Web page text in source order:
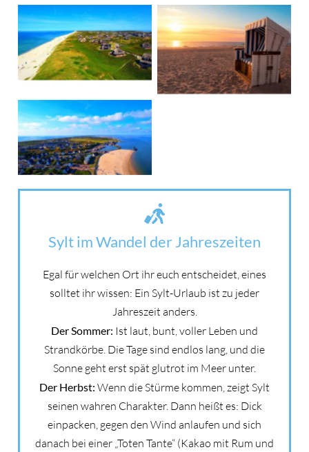
Sylt im Wandel der Jahreszeiten
Egal für welchen Ort ihr euch entscheidet, eines
solltet ihr wissen: Ein Sylt-Urlaub ist zu jeder
Jahreszeit anders.
Der Sommer: Ist laut, bunt, voller Leben und
Strandkörbe. Die Tage sind endlos lang, und die
Sonne geht erst spät glutrot im Meer unter.
Der Herbst: Wenn die Stürme kommen, zeigt Sylt
seinen wahren Charakter. Dann heißt es: Dick
einpacken, gegen den Wind anlaufen und sich
danach bei einer „Toten Tante“ (Kakao mit Rum und